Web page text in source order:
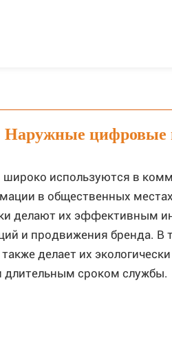
Наружные цифровые
используются в
в общественных
делают их эффективным
и продвижения бренда. В
делает их
длительным сроком службы.